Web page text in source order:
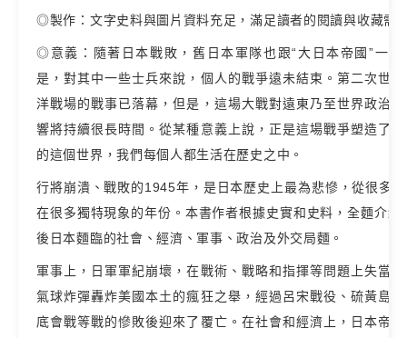
◎製作：文字史料與圖片資料充足，滿足讀者的閱讀與收藏需
◎意義：隨著日本戰敗，舊日本軍隊也跟“大日本帝國”一起
是，對其中一些士兵來說，個人的戰爭遠未結束。第二次世
洋戰場的戰事已落幕，但是，這場大戰對遠東乃至世界政治
響將持續很長時間。從某種意義上說，正是這場戰爭塑造了
的這個世界，我們每個人都生活在歷史之中。
行將崩潰、戰敗的1945年，是日本歷史上最為悲慘，從很多
在很多獨特現象的年份。本書作者根據史實和史料，全麵介紹
後日本麵臨的社會、經濟、軍事、政治及外交局麵。
軍事上，日軍軍紀崩壞，在戰術、戰略和指揮等問題上失當
氣球炸彈轟炸美國本土的瘋狂之舉，經過呂宋戰役、硫黃島
底會戰等戰的慘敗後迎來了覆亡。在社會和經濟上，日本帝